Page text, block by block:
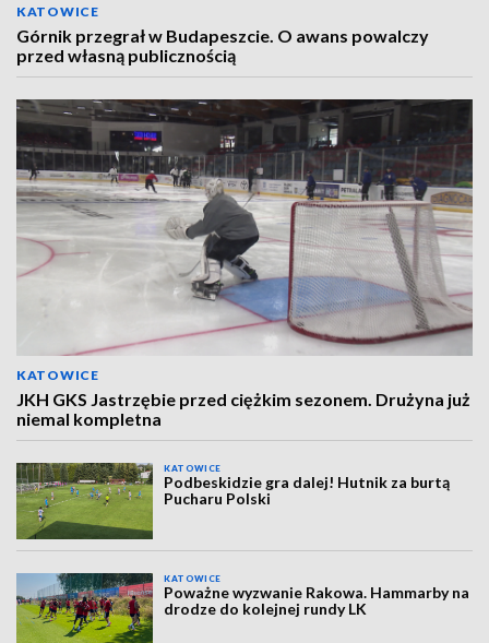
KATOWICE
Górnik przegrał w Budapeszcie. O awans powalczy
przed własną publicznością
KATOWICE
JKH GKS Jastrzębie przed ciężkim sezonem. Drużyna już
niemal kompletna
KATOWICE
Podbeskidzie gra dalej! Hutnik za burtą
Pucharu Polski
KATOWICE
Poważne wyzwanie Rakowa. Hammarby na
drodze do kolejnej rundy LK